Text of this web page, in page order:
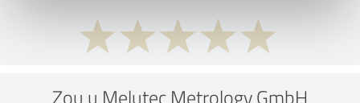
Zou u Melutec Metrology GmbH